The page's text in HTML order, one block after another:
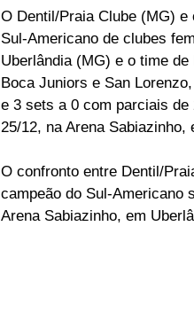
O Dentil/Praia Clube (MG)
Sul-Americano de clubes
Uberlândia (MG) e o time
Boca Juniors e San
e 3 sets a 0 com parciais de
25/12, na Arena Sabiazinho,
O confronto entre Dentil/
campeão do Sul-Americano
Arena Sabiazinho, em